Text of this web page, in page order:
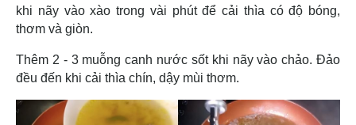
khi nãy vào xào trong vài phút để cải thìa có độ bóng,
thơm và giòn.
Thêm 2 - 3 muỗng canh nước sốt khi nãy vào chảo. Đảo
đều đến khi cải thìa chín, dậy mùi thơm.